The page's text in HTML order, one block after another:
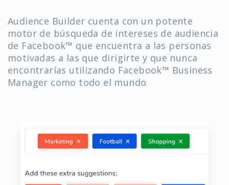
Audience Builder cuenta con un potente
motor de búsqueda de intereses de audiencia
de Facebook™ que encuentra a las personas
motivadas a las que dirigirte y que nunca
encontrarías utilizando Facebook™ Business
Manager como todo el mundo